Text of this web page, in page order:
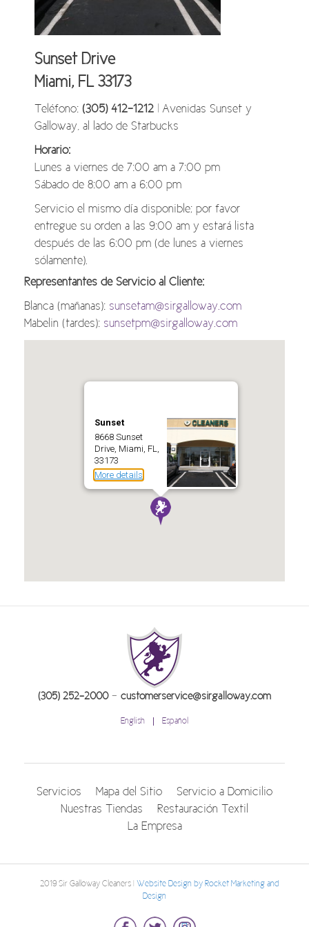
Sunset Drive
Miami, FL 33173
Teléfono: (305) 412-1212 | Avenidas Sunset y
Galloway, al lado de Starbucks
Horario:
Lunes a viernes de 7:00 am a 7:00 pm
Sábado de 8:00 am a 6:00 pm
Servicio el mismo día disponible; por favor
entregue su orden a las 9:00 am y estará lista
después de las 6:00 pm (de lunes a viernes
sólamente).
Representantes de Servicio al Cliente:
Blanca (mañanas): sunsetam@sirgalloway.com
Mabelin (tardes): sunsetpm@sirgalloway.com
Sunset
8668 Sunset
Drive, Miami, FL,
33173
More details
(305) 252-2000- customerservice@sirgalloway.com
English Español
Servicios Mapa del Sitio
Servicio a Domicilio
Nuestras Tiendas
Restauración Textil
La Empresa
© 2019 Sir Galloway Cleaners | Website Design by Rocket Marketing and
Design